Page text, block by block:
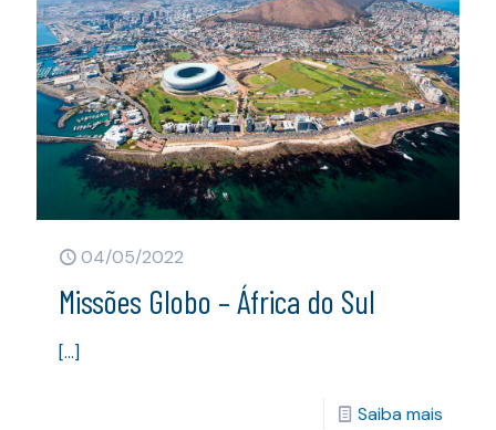
04/05/2022
Missões Globo – África do Sul
[…]
Saiba mais